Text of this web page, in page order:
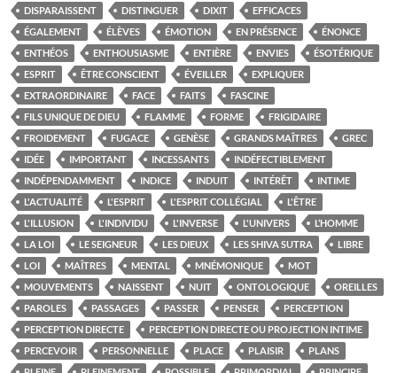
DISPARAISSENT
DISTINGUER DIXIT
EFFICACES
ÉGALEMENT
ÉLÈVES ÉMOTION EN PRÉSENCE
ÉNONCE
ENTHÉOS
ENTHOUSIASME ENTIÈRE ENVIES
ÉSOTÉRIQUE
ESPRIT
ÊTRE CONSCIENT ÉVEILLER
EXPLIQUER
EXTRAORDINAIRE
FACE FAITS
FASCINE
FILS UNIQUE DE DIEU
FLAMME FORME
FRIGIDAIRE
FROIDEMENT
FUGACE GENÈSE GRANDS MAÎTRES
GREC
IDÉE
IMPORTANT INCESSANTS
INDÉFECTIBLEMENT
INDÉPENDAMMENT
INDICE INDUIT INTÉRÊT
INTIME
L'ACTUALITÉ
L'ESPRIT L'ESPRIT COLLÉGIAL
L'ÊTRE
L'ILLUSION
L'INDIVIDU L'INVERSE L'UNIVERS
L’HOMME
LA LOI
LE SEIGNEUR LES DIEUX LES SHIVA SUTRA
LIBRE
LOI
MAÎTRES MENTAL MNÉMONIQUE
MOT
MOUVEMENTS
NAISSENT NUIT ONTOLOGIQUE
OREILLES
PAROLES
PASSAGES PASSER PENSER
PERCEPTION
PERCEPTION DIRECTE
PERCEPTION DIRECTE OU PROJECTION INTIME
PERCEVOIR
PERSONNELLE PLACE PLAISIR
PLANS